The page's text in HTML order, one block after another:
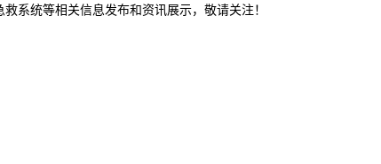
系统等相关信息发布和资讯展示，敬请关注！